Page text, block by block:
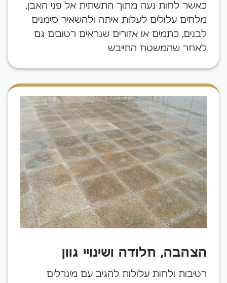
כאשר לחות נעה מתוך התשתית אל פני האבן,
מלחים עלולים לעלות איתה ולהשאיר סימנים
לבנים, כתמים או אזורים שנראים רטובים גם
לאחר שהמשטח התייבש.
הצהבה, חלודה ושינויי גוון
רטיבות ולחות עלולות להגיב עם מינרלים